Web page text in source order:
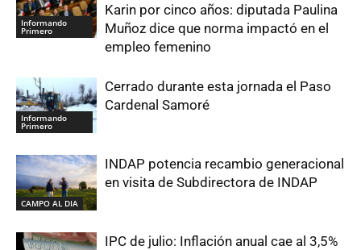
Informando
Primero
Karin por cinco años: diputada Paulina
Muñoz dice que norma impactó en el
empleo femenino
Informando
Primero
Cerrado durante esta jornada el Paso
Cardenal Samoré
CAMPO AL DIA
INDAP potencia recambio generacional
en visita de Subdirectora de INDAP
IPC de julio: Inflación anual cae al 3,5%